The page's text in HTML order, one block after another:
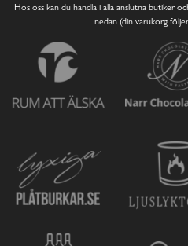
Hos oss kan du handla i alla anslutna butiker
nedan (din varukorg